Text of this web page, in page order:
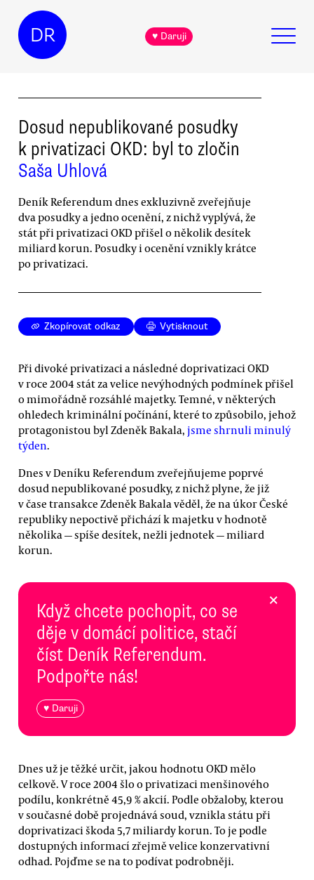
DR ♥ Daruji
Dosud nepublikované posudky
k privatizaci OKD: byl to zločin
Saša Uhlová
Deník Referendum dnes exkluzivně zveřejňuje
dva posudky a jedno ocenění, z nichž vyplývá, že
stát při privatizaci OKD přišel o několik desítek
miliard korun. Posudky i ocenění vznikly krátce
po privatizaci.
Zkopírovat odkaz Vytisknout
Při divoké privatizaci a následné doprivatizaci OKD
v roce 2004 stát za velice nevýhodných podmínek přišel
o mimořádně rozsáhlé majetky. Temné, v některých
ohledech kriminální počínání, které to způsobilo, jehož
protagonistou byl Zdeněk Bakala, jsme shrnuli minulý
týden.
Dnes v Deníku Referendum zveřejňujeme poprvé
dosud nepublikované posudky, z nichž plyne, že již
v čase transakce Zdeněk Bakala věděl, že na úkor České
republiky nepoctivě přichází k majetku v hodnotě
několika — spíše desítek, nežli jednotek — miliard
korun.
Když chcete pochopit, co se
děje v domácí politice, stačí
číst Deník Referendum.
Podpořte nás!
♥ Daruji
×
Dnes už je těžké určit, jakou hodnotu OKD mělo
celkově. V roce 2004 šlo o privatizaci menšinového
podílu, konkrétně 45,9 % akcií. Podle obžaloby, kterou
v současné době projednává soud, vznikla státu při
doprivatizaci škoda 5,7 miliardy korun. To je podle
dostupných informací zřejmě velice konzervativní
odhad. Pojďme se na to podívat podrobněji.